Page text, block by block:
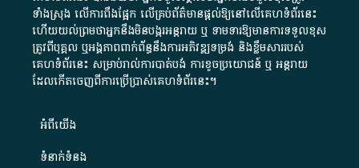
ទាំងស្រុង លើការពឹងផ្អែក លើគ្រប់ព័ត៌មានផ្តល់ឱ្យនៅលើគេហទំព័រនេះ
ហើយយល់ព្រមថាអ្នកនឹងមិនបង្ករអន្តរាយ ឬ ទាមទារ​ឱ្យមានការទទួលខុស​
ត្រូវពីបុគ្គល ឬអង្គភាពពាក់ព័ន្ធនឹងការអភិវឌ្ឍទម្រង់ និងខ្លឹមសាររបស់
គេហទំព័រនេះ សម្រាប់រាល់ការបាត់បង់ ការខូចប្រយោជន៍ ឬ អន្តរាយ
ដែលកើតចេញពីការប្រើប្រាស់គេហទំព័រនេះ។
អំពី​យើង​
ទំនាក់ទំនង